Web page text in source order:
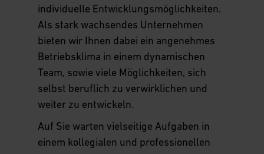
individuelle Entwicklungsmöglichkeiten.
Als stark wachsendes Unternehmen
bieten wir Ihnen dabei ein angenehmes
Betriebsklima in einem dynamischen
Team, sowie viele Möglichkeiten, sich
selbst beruflich zu verwirklichen und
weiter zu entwickeln.
Auf Sie warten vielseitige Aufgaben in
einem kollegialen und professionellen